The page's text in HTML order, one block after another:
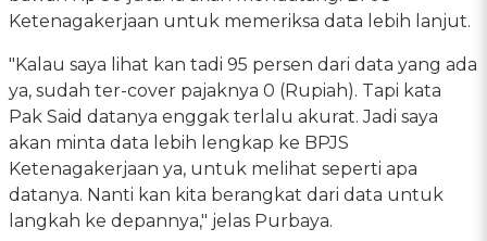
Ketenagakerjaan untuk memeriksa data lebih lanjut.
"Kalau saya lihat kan tadi 95 persen dari data yang ada
ya, sudah ter-cover pajaknya 0 (Rupiah). Tapi kata
Pak Said datanya enggak terlalu akurat. Jadi saya
akan minta data lebih lengkap ke BPJS
Ketenagakerjaan ya, untuk melihat seperti apa
datanya. Nanti kan kita berangkat dari data untuk
langkah ke depannya," jelas Purbaya.